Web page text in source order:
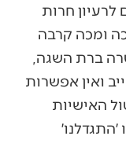
חרות
ומכה קרבה
ברת השגה,
ואין אפשרות
האישיות